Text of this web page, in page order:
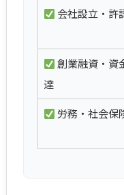
会社設立・許
創業融資・資
達
労務・社会保